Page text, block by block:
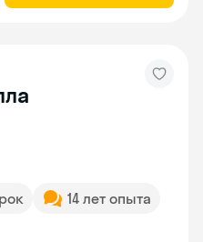
14 лет опыта